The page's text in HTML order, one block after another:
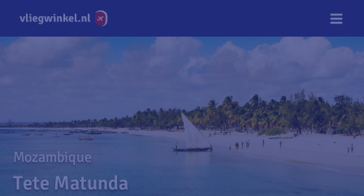
Mozambique
Tete Matunda